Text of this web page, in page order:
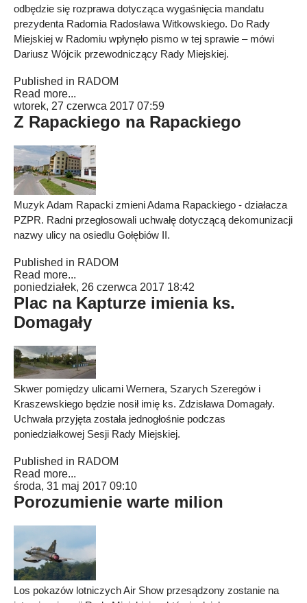
odbędzie się rozprawa dotycząca wygaśnięcia mandatu
prezydenta Radomia Radosława Witkowskiego. Do Rady
Miejskiej w Radomiu wpłynęło pismo w tej sprawie – mówi
Dariusz Wójcik przewodniczący Rady Miejskiej.
Published in RADOM
Read more...
wtorek, 27 czerwca 2017 07:59
Z Rapackiego na Rapackiego
Muzyk Adam Rapacki zmieni Adama Rapackiego - działacza
PZPR. Radni przegłosowali uchwałę dotyczącą dekomunizacji
nazwy ulicy na osiedlu Gołębiów II.
Published in RADOM
Read more...
poniedziałek, 26 czerwca 2017 18:42
Plac na Kapturze imienia ks.
Domagały
Skwer pomiędzy ulicami Wernera, Szarych Szeregów i
Kraszewskiego będzie nosił imię ks. Zdzisława Domagały.
Uchwała przyjęta została jednogłośnie podczas
poniedziałkowej Sesji Rady Miejskiej.
Published in RADOM
Read more...
środa, 31 maj 2017 09:10
Porozumienie warte milion
Los pokazów lotniczych Air Show przesądzony zostanie na